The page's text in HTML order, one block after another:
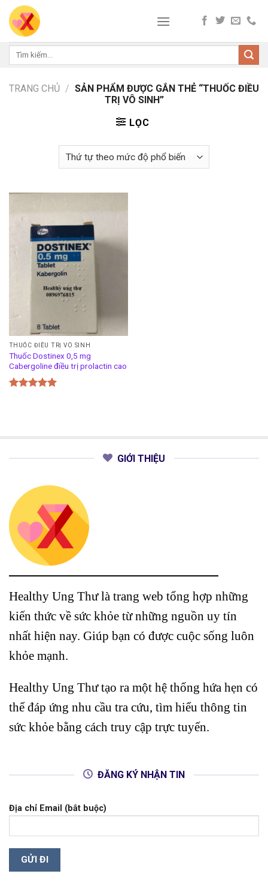
Skip
content
Tìm
TRANG CHỦ / SẢN PHẨM ĐƯỢC GẮN THẺ “THUỐC ĐIỀU
TRỊ VÔ SINH”
LỌC
THUỐC ĐIỀU TRỊ VÔ SINH
Thuốc Dostinex 0,5 mg
Cabergoline điều trị prolactin cao
GIỚI THIỆU
Healthy Ung Thư là trang web tổng hợp những
kiến thức về sức khỏe từ những nguồn uy tín
nhất hiện nay. Giúp bạn có được cuộc sống luôn
khỏe mạnh.
Healthy Ung Thư tạo ra một hệ thống hứa hẹn có
thể đáp ứng nhu cầu tra cứu, tìm hiểu thông tin
sức khỏe bằng cách truy cập trực tuyến.
ĐĂNG KÝ NHẬN TIN
Địa chỉ Email (bắt buộc)